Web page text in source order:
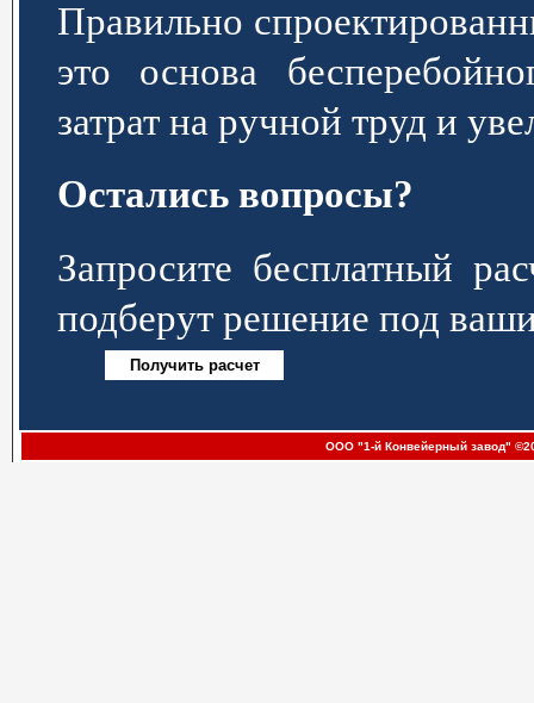
Правильно
это основа
затрат на ручной труд и
Остались вопросы?
Запросите бесплатный
подберут решение под
ООО "1-й Конвейерный завод"